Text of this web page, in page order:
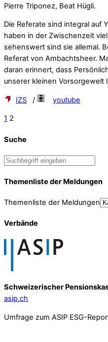
Pierre Triponez, Beat Hügli.
Die Referate sind integral auf
haben in der Zwischenzeit
sehenswert sind sie allemal.
Referat von Ambachtsheer.
daran erinnert, dass
unserer kleinen Vorsorgewelt
IZS / youtube
1 2
Suche
Themenliste der Meldungen
Themenliste der Meldungen
Verbände
Schweizerischer
asip.ch
Umfrage zum ASIP ESG-